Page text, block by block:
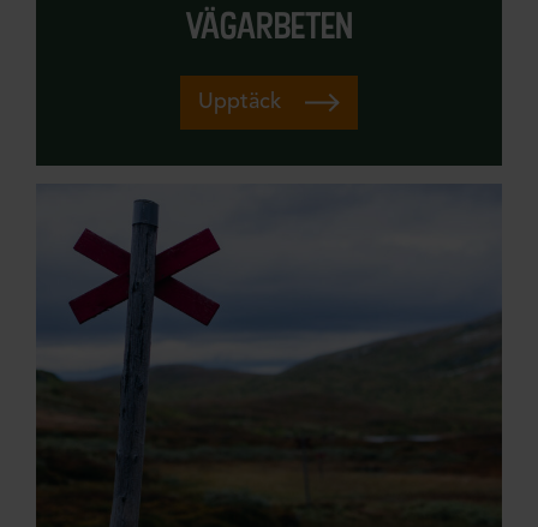
vägarbeten
Upptäck